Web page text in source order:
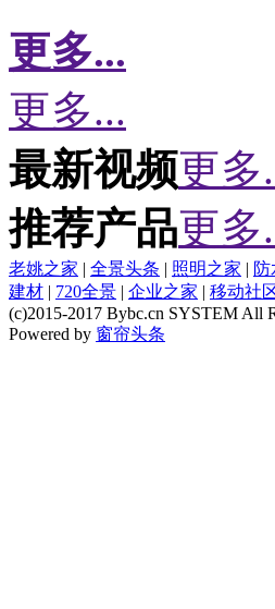
更多...
更多...
最新视频更多
推荐产品更多
老姚之家 | 全景头条 | 照明之家 |
建材 | 720全景 | 企业之家 | 移动社
(c)2015-2017 Bybc.cn SYSTEM All
Powered by 窗帘头条